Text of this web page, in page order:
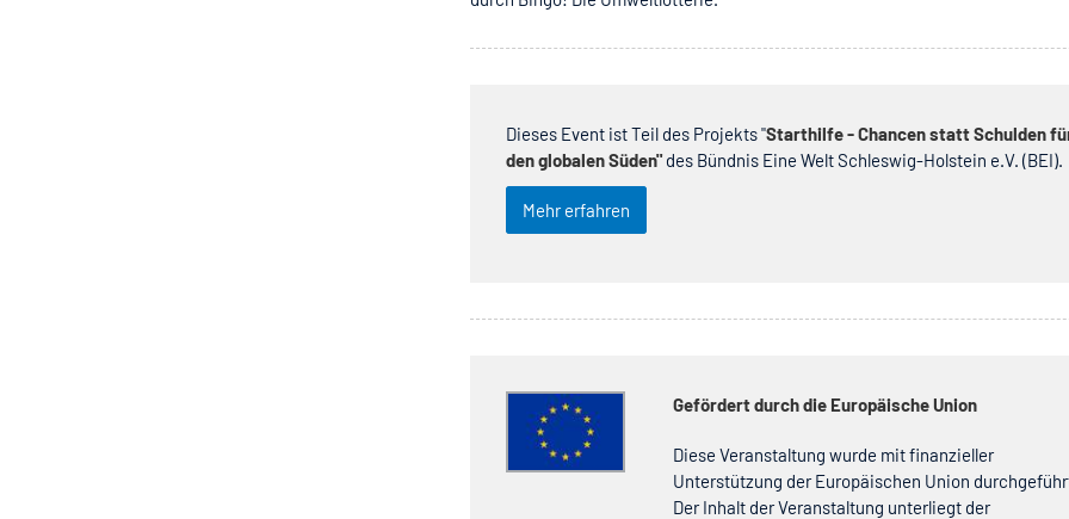
Dieses Event ist Teil des Projekts "Starthilfe - Chancen statt Schulden
den globalen Süden"des Bündnis Eine Welt Schleswig-Holstein e.V. (BEI).
Mehr erfahren
Gefördert durch die Europäische Union
Diese Veranstaltung wurde mit finanzieller
Unterstützung der Europäischen Union
Der Inhalt der Veranstaltung unterliegt der